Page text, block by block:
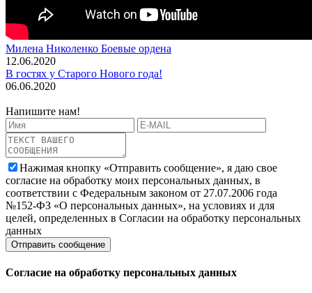
Милена Николенко Боевые ордена
12.06.2020
В гостях у Старого Нового года!
06.06.2020
Напишите нам!
Нажимая кнопку «Отправить сообщение», я даю свое
согласие на обработку моих персональных данных, в
соответствии с Федеральным законом от 27.07.2006 года
№152-ФЗ «О персональных данных», на условиях и для
целей, определенных в Согласии на обработку персональных
данных
Согласие на обработку персональных данных